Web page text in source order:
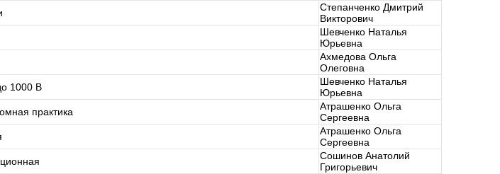
Степанченко Дмитрий
Викторович
Шевченко Наталья
Юрьевна
Ахмедова Ольга
Олеговна
1000 В
Шевченко Наталья
Юрьевна
практика
Атрашенко Ольга
Сергеевна
Атрашенко Ольга
Сергеевна
Сошинов Анатолий
Григорьевич